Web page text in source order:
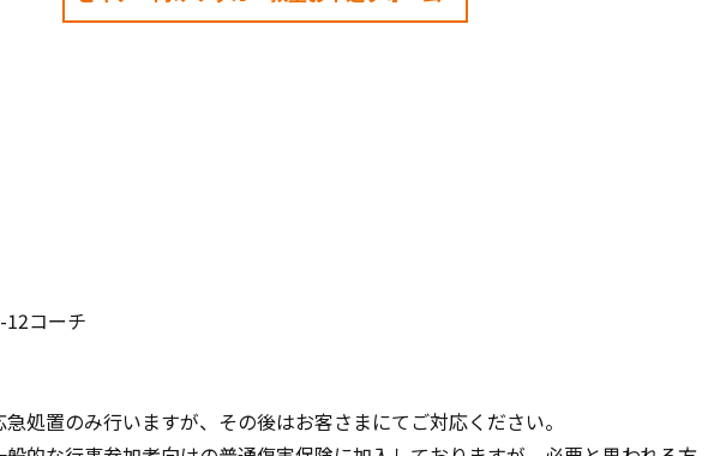
12コーチ
急処置のみ行いますが、その後はお客さまにてご対応ください。